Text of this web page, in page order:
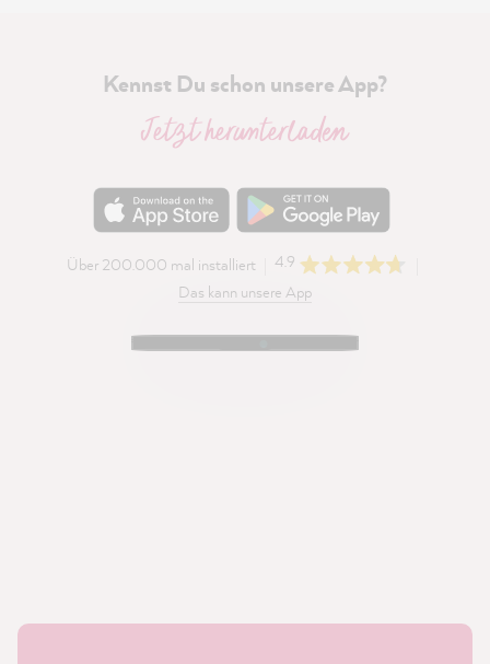
Kennst Du schon unsere App?
Jetzt herunterladen
Über 200.000 mal installiert
4.9
Das kann unsere App